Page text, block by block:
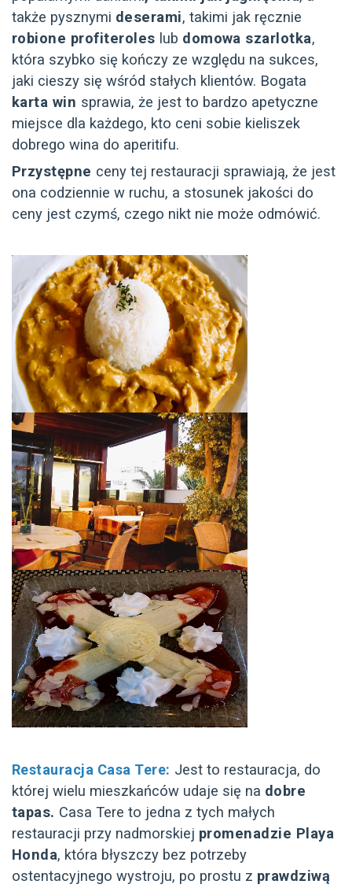
także pysznymi deserami, takimi jak ręcznie
robione profiteroles lub domowa szarlotka,
która szybko się kończy ze względu na sukces,
jaki cieszy się wśród stałych klientów. Bogata
karta win sprawia, że jest to bardzo apetyczne
miejsce dla każdego, kto ceni sobie kieliszek
dobrego wina do aperitifu.
Przystępne ceny tej restauracji sprawiają, że jest
ona codziennie w ruchu, a stosunek jakości do
ceny jest czymś, czego nikt nie może odmówić.
Restauracja Casa Tere: Jest to restauracja, do
której wielu mieszkańców udaje się na dobre
tapas. Casa Tere to jedna z tych małych
restauracji przy nadmorskiej promenadzie Playa
Honda, która błyszczy bez potrzeby
ostentacyjnego wystroju, po prostu z prawdziwą